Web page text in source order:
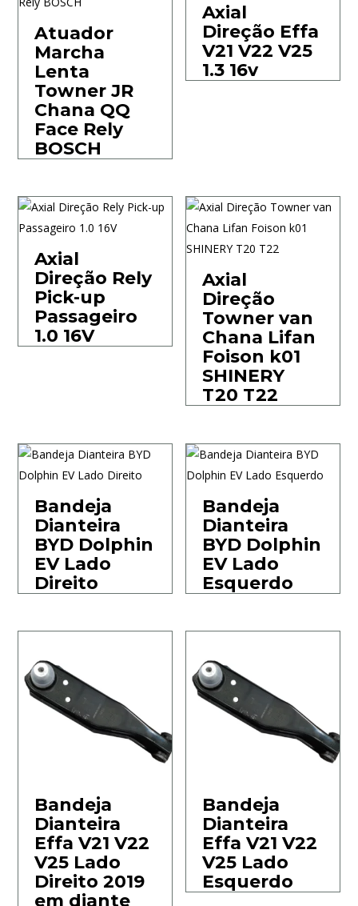
Atuador
Marcha
Lenta
Towner JR
Chana QQ
Face Rely
BOSCH
Axial
Direção Effa
V21 V22 V25
1.3 16v
Axial
Direção Rely
Pick-up
Passageiro
1.0 16V
Axial
Direção
Towner van
Chana Lifan
Foison k01
SHINERY
T20 T22
Bandeja
Dianteira
BYD Dolphin
EV Lado
Direito
Bandeja
Dianteira
BYD Dolphin
EV Lado
Esquerdo
Bandeja
Dianteira
Effa V21 V22
V25 Lado
Direito 2019
em diante
Bandeja
Dianteira
Effa V21 V22
V25 Lado
Esquerdo